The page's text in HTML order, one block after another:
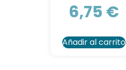
6,75 €
Añadir al carrito